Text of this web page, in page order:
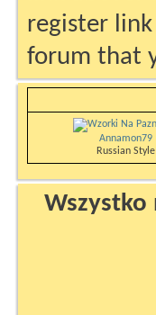
register
forum that
Annamon79
Russian Style
Wszystko